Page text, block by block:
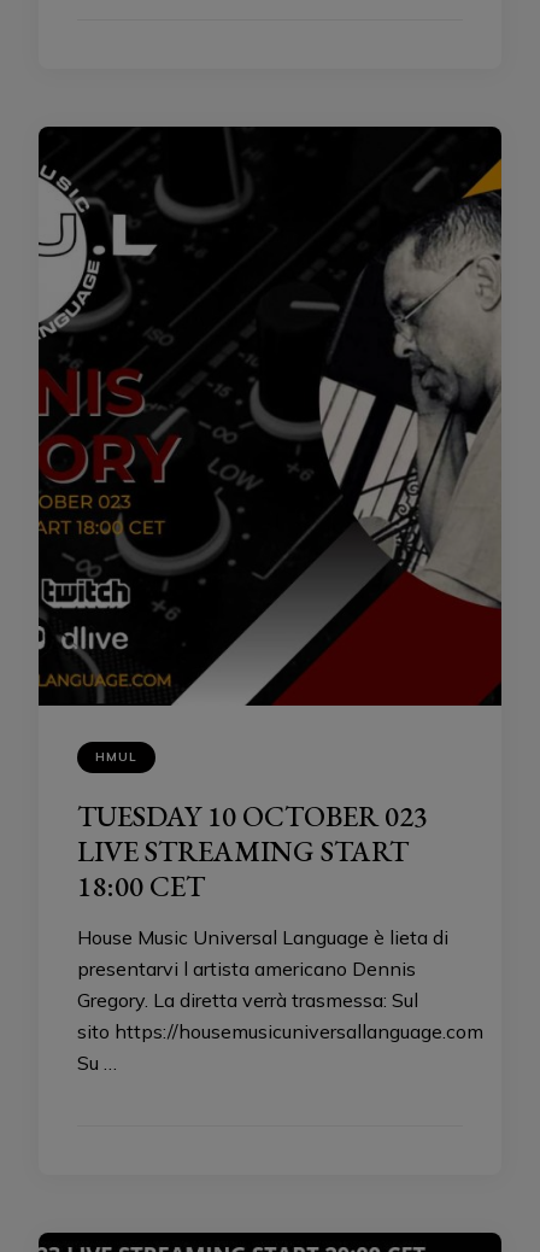
HMUL
TUESDAY 10 OCTOBER 023
LIVE STREAMING START
18:00 CET
House Music Universal Language è lieta di
presentarvi l artista americano Dennis
Gregory. La diretta verrà trasmessa: Sul
sito https://housemusicuniversallanguage.com
Su …